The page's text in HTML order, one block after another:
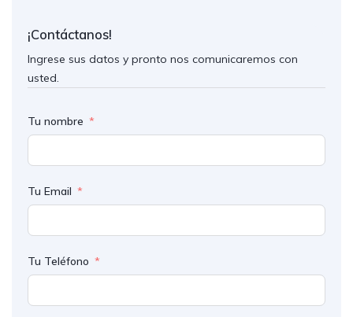
¡Contáctanos!
Ingrese sus datos y pronto nos comunicaremos con
usted.
Tu nombre
Tu Email
Tu Teléfono